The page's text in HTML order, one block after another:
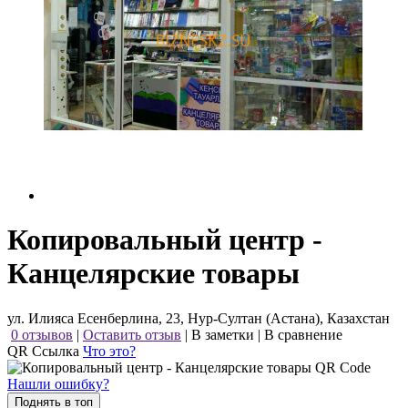
Копировальный центр -
Канцелярские товары
ул. Илияса Есенберлина, 23, Нур-Султан (Астана), Казахстан
0 отзывов | Оставить отзыв | В заметки | В сравнение
QR Ссылка Что это?
Нашли ошибку?
Поднять в топ